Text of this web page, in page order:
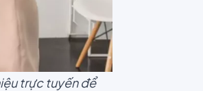
trực tuyến để